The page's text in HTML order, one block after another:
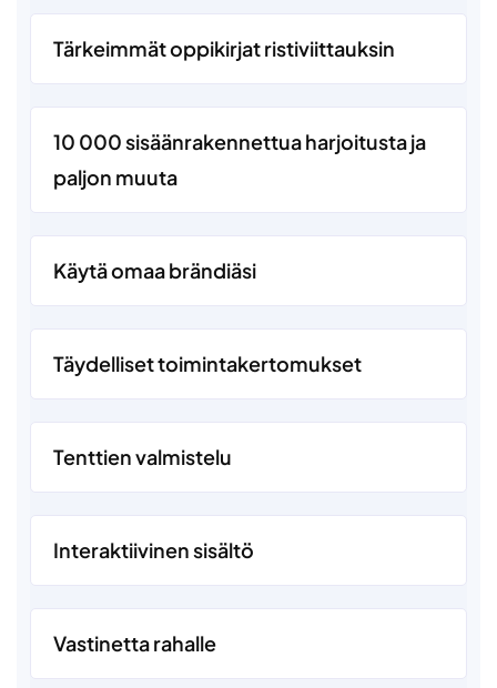
Tärkeimmät oppikirjat ristiviittauksin
10 000 sisäänrakennettua harjoitusta ja
paljon muuta
Käytä omaa brändiäsi
Täydelliset toimintakertomukset
Tenttien valmistelu
Interaktiivinen sisältö
Vastinetta rahalle